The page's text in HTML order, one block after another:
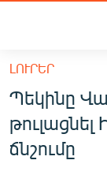
հիմնական
հիմնական
մենյուին
ՀԱՅԱՍՏԱՆ
ՔԱՂԱՔԱԿԱՆ
ԼՈՒՐԵՐ
Պեկինը
ճնշումը